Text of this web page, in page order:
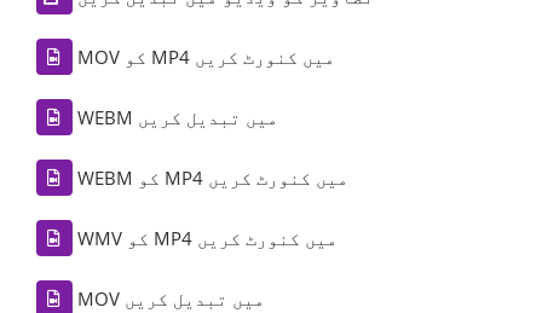
MOV کو MP4 میں کنورٹ کریں
WEBM میں تبدیل کریں
WEBM کو MP4 میں کنورٹ کریں
WMV کو MP4 میں کنورٹ کریں
MOV میں تبدیل کریں